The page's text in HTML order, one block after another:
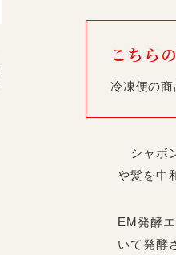
こちら
冷凍便の
シャボ
や髪を中
EM発酵
いて発酵